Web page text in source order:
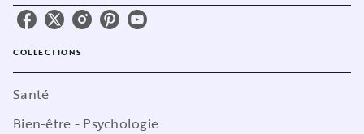
COLLECTIONS
Santé
Bien-être - Psychologie